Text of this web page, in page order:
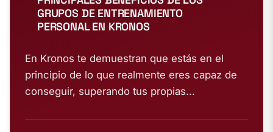
GRUPOS DE ENTRENAMIENTO
PERSONAL EN KRONOS
En Kronos te demuestran que estás en el
principio de lo que realmente eres capaz de
conseguir, superando tus propias...